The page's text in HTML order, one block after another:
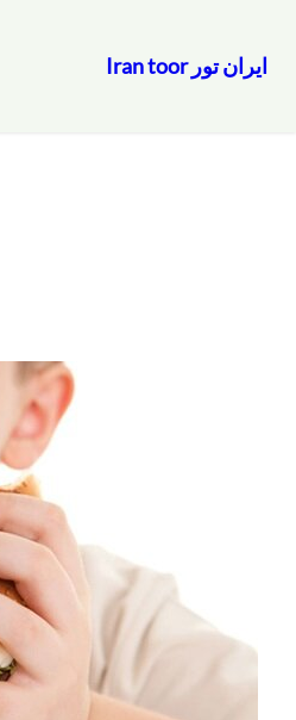
ایران تور Iran toor